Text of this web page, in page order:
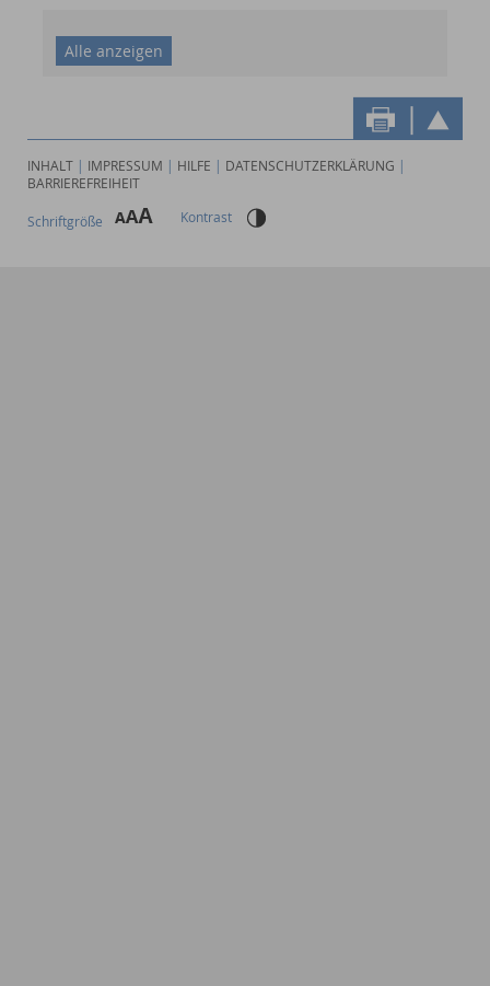
Alle anzeigen
INHALT | IMPRESSUM | HILFE | DATENSCHUTZERKLÄRUNG |
BARRIEREFREIHEIT
Schriftgröße Kontrast